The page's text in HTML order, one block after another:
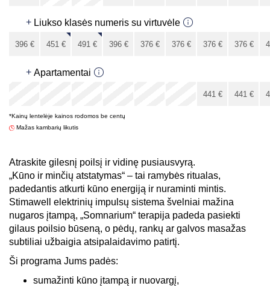
+ Liukso klasės numeris su virtuvėle
396 € 451 € 491 € 396 € 376 € 376 € 376 € 376 €
+ Apartamentai
441 € 441 €
441€
*Kainų lentelėje kainos rodomos be centų
Mažas kambarių likutis
Atraskite gilesnį poilsį ir vidinę pusiausvyrą.
„Kūno ir minčių atstatymas“ – tai ramybės ritualas,
padedantis atkurti kūno energiją ir nuraminti mintis.
Stimawell elektrinių impulsų sistema švelniai mažina
nugaros įtampą, „Somnarium“ terapija padeda pasiekti
gilaus poilsio būseną, o pėdų, rankų ar galvos masažas
subtiliai užbaigia atsipalaidavimo patirtį.
Ši programa Jums padės:
sumažinti kūno įtampą ir nuovargį,